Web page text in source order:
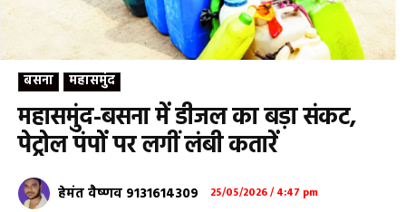
बसना महासमुंद
महासमुंद-बसना में डीजल का बड़ा संकट,
पेट्रोल पंपों पर लगीं लंबी कतारें
हेमंत वैष्णव 9131614309 25/05/2026 / 4:47 pm